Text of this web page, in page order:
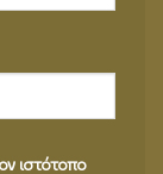
ιστότοπο